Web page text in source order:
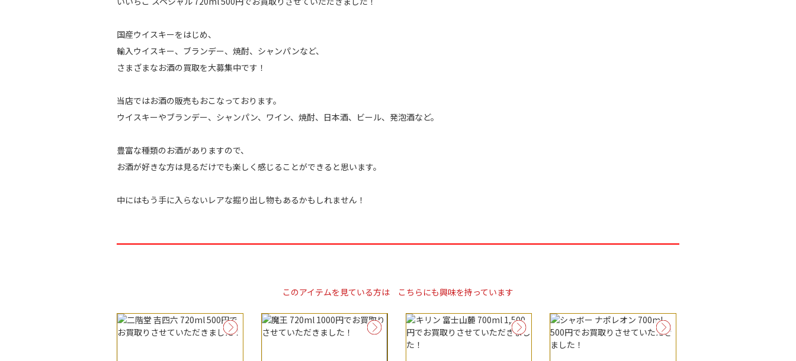
国産ウイスキーをはじめ、
輸入ウイスキー、ブランデー、焼酎、シャンパンなど、
さまざまなお酒の買取を大募集中です！
当店ではお酒の販売もおこなっております。
ウイスキーやブランデー、シャンパン、ワイン、焼酎、日本酒、ビール、発泡酒など。
豊富な種類のお酒がありますので、
お酒が好きな方は見るだけでも楽しく感じることができると思います。
中にはもう手に入らないレアな掘り出し物もあるかもしれません！
このアイテムを見ている方は こちらにも興味を持っています